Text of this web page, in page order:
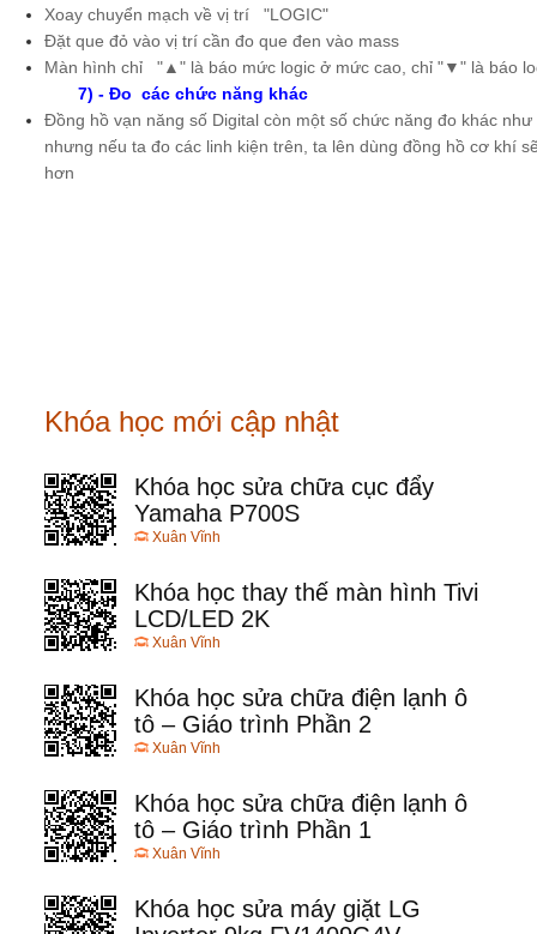
Xoay chuyển mạch về vị trí "LOGIC"
Đặt que đỏ vào vị trí cần đo que đen vào mass
Màn hình chỉ "▲" là báo mức logic ở mức cao, chỉ "▼" là báo
7) - Đo các chức năng khác
Đồng hồ vạn năng số Digital còn một số chức năng đo khác
nhưng nếu ta đo các linh kiện trên, ta lên dùng đồng hồ cơ khí
hơn
Khóa học mới cập nhật
Khóa học sửa chữa cục đẩy
Yamaha P700S
Xuân Vĩnh
Khóa học thay thế màn hình Tivi
LCD/LED 2K
Xuân Vĩnh
Khóa học sửa chữa điện lạnh ô
tô – Giáo trình Phần 2
Xuân Vĩnh
Khóa học sửa chữa điện lạnh ô
tô – Giáo trình Phần 1
Xuân Vĩnh
Khóa học sửa máy giặt LG